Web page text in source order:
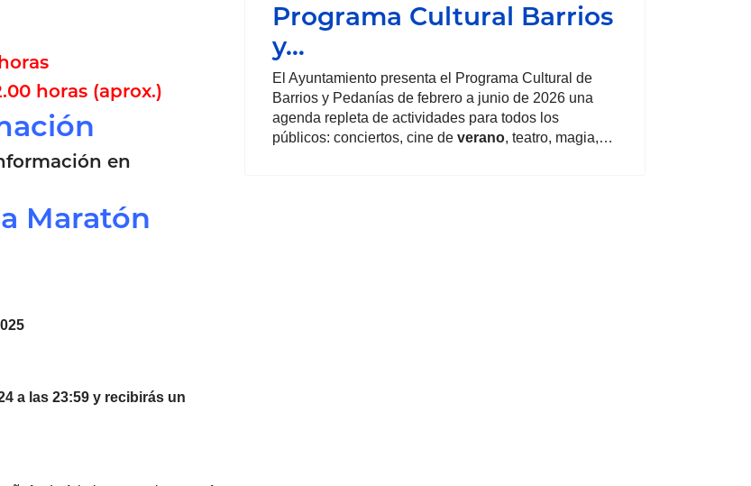
horas (aprox.)
en
Maratón
a las 23:59 y recibirás un
Programa Cultural Barrios
y…
El Ayuntamiento presenta el Programa Cultural de
Barrios y Pedanías de febrero a junio de 2026 una
agenda repleta de actividades para todos los
públicos: conciertos, cine de verano, teatro, magia,…